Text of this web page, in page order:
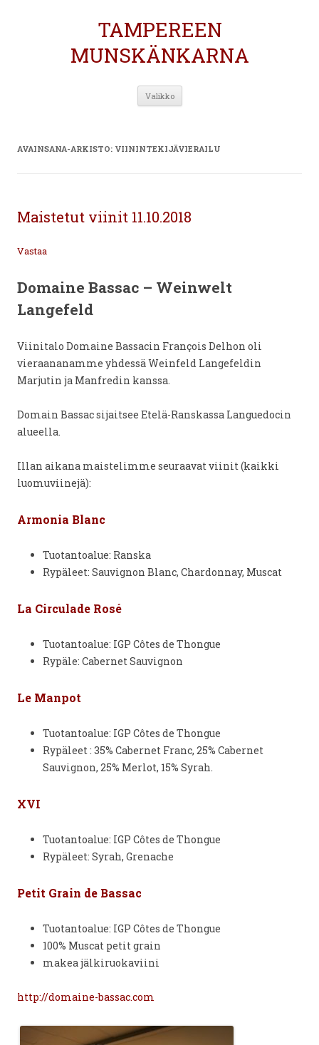
TAMPEREEN
MUNSKÄNKARNA
Valikko Siirry
AVAINSANA-ARKISTO: VIININTEKIJÄVIERAILU
Maistetut viinit 11.10.2018
Vastaa
Domaine Bassac – Weinwelt
Langefeld
Viinitalo Domaine Bassacin François Delhon oli
vieraananamme yhdessä Weinfeld Langefeldin
Marjutin ja Manfredin kanssa.
Domain Bassac sijaitsee Etelä-Ranskassa Languedocin
alueella.
Illan aikana maistelimme seuraavat viinit (kaikki
luomuviinejä):
Armonia Blanc
Tuotantoalue: Ranska
Rypäleet: Sauvignon Blanc, Chardonnay, Muscat
La Circulade Rosé
Tuotantoalue: IGP Côtes de Thongue
Rypäle: Cabernet Sauvignon
Le Manpot
Tuotantoalue: IGP Côtes de Thongue
Rypäleet : 35% Cabernet Franc, 25% Cabernet
Sauvignon, 25% Merlot, 15% Syrah.
XVI
Tuotantoalue: IGP Côtes de Thongue
Rypäleet: Syrah, Grenache
Petit Grain de Bassac
Tuotantoalue: IGP Côtes de Thongue
100% Muscat petit grain
makea jälkiruokaviini
http://domaine-bassac.com